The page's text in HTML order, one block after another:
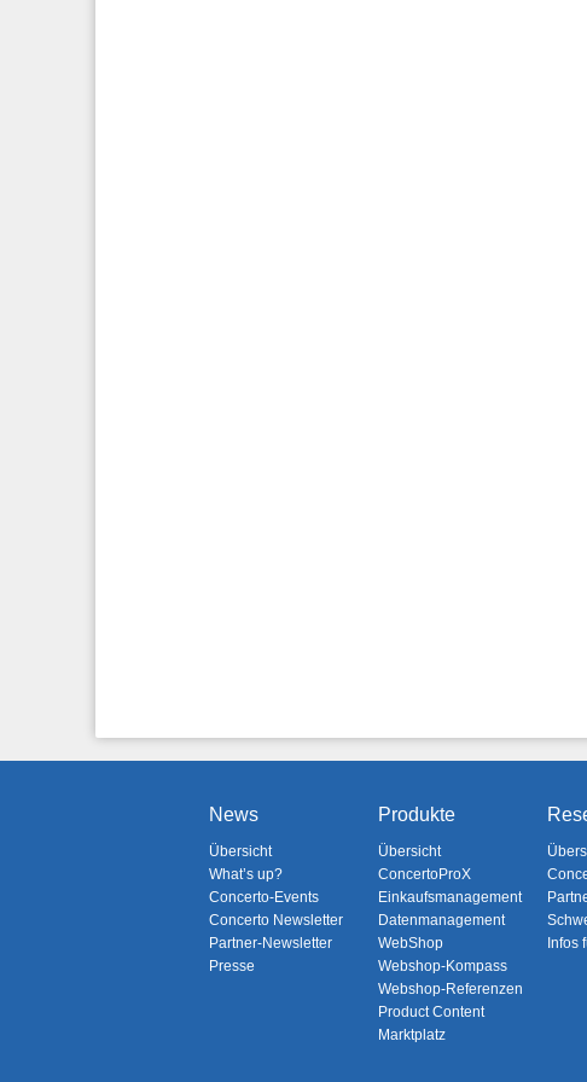
News
Übersicht
What’s up?
Concerto-Events
Concerto Newsletter
Partner-Newsletter
Presse
Produkte
Übersicht
ConcertoProX
Einkaufsmanagement
Datenmanagement
WebShop
Webshop-Kompass
Webshop-Referenzen
Product Content
Marktplatz
Infos